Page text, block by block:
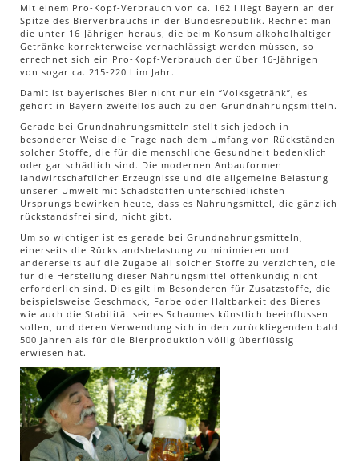
Mit einem Pro-Kopf-Verbrauch von ca. 162 l liegt Bayern an der
Spitze des Bierverbrauchs in der Bundesrepublik. Rechnet man
die unter 16-Jährigen heraus, die beim Konsum alkoholhaltiger
Getränke korrekterweise vernachlässigt werden müssen, so
errechnet sich ein Pro-Kopf-Verbrauch der über 16-Jährigen
von sogar ca. 215-220 l im Jahr.
Damit ist bayerisches Bier nicht nur ein “Volksgetränk”, es
gehört in Bayern zweifellos auch zu den Grundnahrungsmitteln.
Gerade bei Grundnahrungsmitteln stellt sich jedoch in
besonderer Weise die Frage nach dem Umfang von Rückständen
solcher Stoffe, die für die menschliche Gesundheit bedenklich
oder gar schädlich sind. Die modernen Anbauformen
landwirtschaftlicher Erzeugnisse und die allgemeine Belastung
unserer Umwelt mit Schadstoffen unterschiedlichsten
Ursprungs bewirken heute, dass es Nahrungsmittel, die gänzlich
rückstandsfrei sind, nicht gibt.
Um so wichtiger ist es gerade bei Grundnahrungsmitteln,
einerseits die Rückstandsbelastung zu minimieren und
andererseits auf die Zugabe all solcher Stoffe zu verzichten, die
für die Herstellung dieser Nahrungsmittel offenkundig nicht
erforderlich sind. Dies gilt im Besonderen für Zusatzstoffe, die
beispielsweise Geschmack, Farbe oder Haltbarkeit des Bieres
wie auch die Stabilität seines Schaumes künstlich beeinflussen
sollen, und deren Verwendung sich in den zurückliegenden bald
500 Jahren als für die Bierproduktion völlig überflüssig
erwiesen hat.